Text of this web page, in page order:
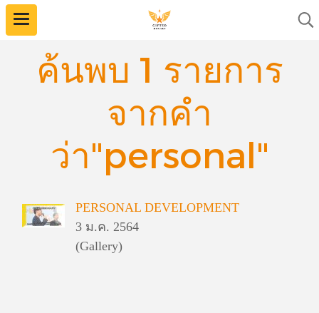
ค้นพบ 1 รายการ
จากคำ
ว่า"personal"
PERSONAL DEVELOPMENT
3 ม.ค. 2564
(Gallery)